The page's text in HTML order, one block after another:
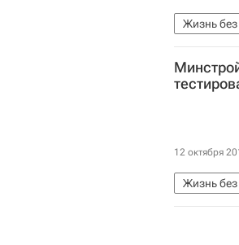
Жизнь без
12 октября
Жизнь без